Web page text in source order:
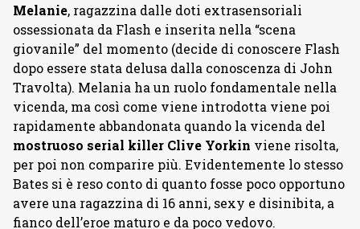
Melanie, ragazzina dalle doti extrasensoriali
ossessionata da Flash e inserita nella “scena
giovanile” del momento (decide di conoscere Flash
dopo essere stata delusa dalla conoscenza di John
Travolta). Melania ha un ruolo fondamentale nella
vicenda, ma così come viene introdotta viene poi
rapidamente abbandonata quando la vicenda del
mostruoso serial killer Clive Yorkin viene risolta,
per poi non comparire più. Evidentemente lo stesso
Bates si è reso conto di quanto fosse poco opportuno
avere una ragazzina di 16 anni, sexy e disinibita, a
fianco dell’eroe maturo e da poco vedovo.